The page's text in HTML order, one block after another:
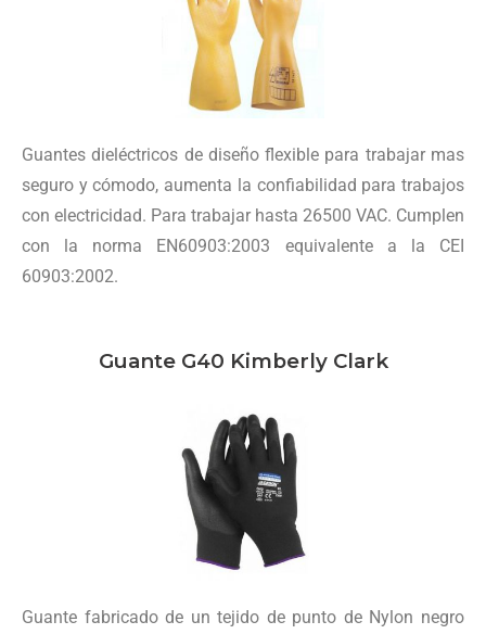
Guantes dieléctricos de diseño flexible para trabajar mas
seguro y cómodo, aumenta la confiabilidad para trabajos
con electricidad. Para trabajar hasta 26500 VAC. Cumplen
con la norma EN60903:2003 equivalente a la CEI
60903:2002.
Guante G40 Kimberly Clark
Guante fabricado de un tejido de punto de Nylon negro